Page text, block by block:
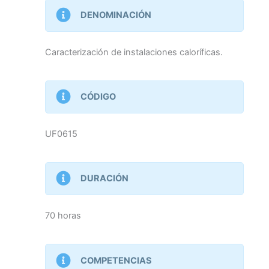
DENOMINACIÓN
Caracterización de instalaciones caloríficas.
CÓDIGO
UF0615
DURACIÓN
70 horas
COMPETENCIAS